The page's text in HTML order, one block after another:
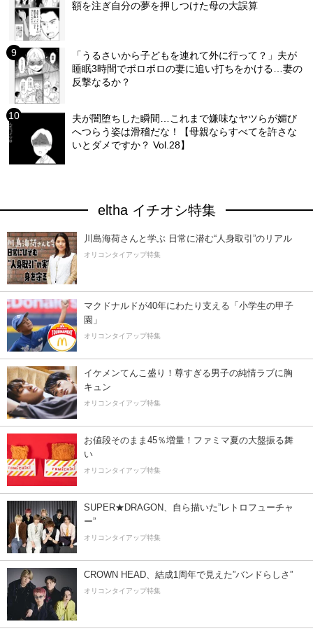
額を注ぎ自分の夢を押しつけた母の大誤算
「うるさいから子どもを連れて外に行って？」夫が
睡眠3時間でボロボロの妻に追い打ちをかける…妻の
反撃なるか？
夫が闇堕ちした瞬間…これまで嫌味なヤツらが媚び
へつらう姿は滑稽だな！【母親ならすべてを許さな
いとダメですか？ Vol.28】
eltha イチオシ特集
川島海荷さんと学ぶ 日常に潜む“人身取引”のリアル
オリコンタイアップ特集
マクドナルドが40年にわたり支える「小学生の甲子
園」
オリコンタイアップ特集
イケメンてんこ盛り！尊すぎる男子の純情ラブに胸
キュン
オリコンタイアップ特集
お値段そのまま45％増量！ファミマ夏の大盤振る舞
い
オリコンタイアップ特集
SUPER★DRAGON、自ら描いた”レトロフューチャ
ー”
オリコンタイアップ特集
CROWN HEAD、結成1周年で見えた”バンドらしさ”
オリコンタイアップ特集